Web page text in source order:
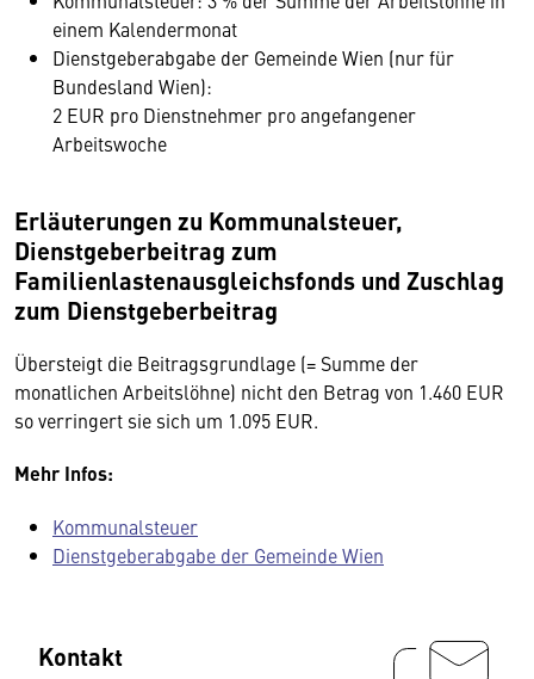
einem Kalendermonat
Dienstgeberabgabe der Gemeinde Wien (nur für
Bundesland Wien):
2 EUR pro Dienstnehmer pro angefangener
Arbeitswoche
Erläuterungen zu Kommunalsteuer,
Dienstgeberbeitrag zum
Familienlastenausgleichsfonds und Zuschlag
zum Dienstgeberbeitrag
Übersteigt die Beitragsgrundlage (= Summe der
monatlichen Arbeitslöhne) nicht den Betrag von 1.460 EUR
so verringert sie sich um 1.095 EUR.
Mehr Infos:
Kommunalsteuer
Dienstgeberabgabe der Gemeinde Wien
Kontakt